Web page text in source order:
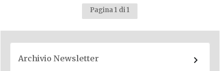
Pagina 1 di 1
Archivio Newsletter